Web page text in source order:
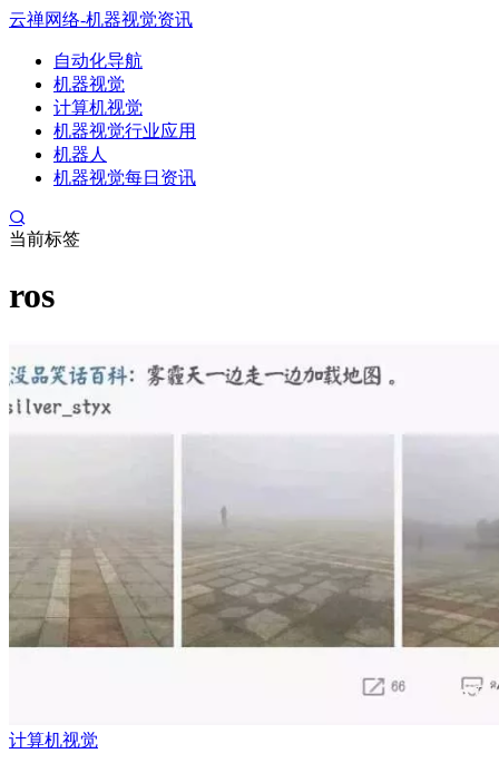
云禅网络-机器视觉资讯
自动化导航
机器视觉
计算机视觉
机器视觉行业应用
机器人
机器视觉每日资讯
当前标签
ros
计算机视觉